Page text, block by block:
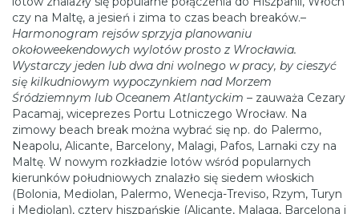
czy na Maltę, a jesień i zima to czas beach breaków.–
Harmonogram rejsów sprzyja planowaniu
okołoweekendowych wylotów prosto z Wrocławia.
Wystarczy jeden lub dwa dni wolnego w pracy, by cieszyć
się kilkudniowym wypoczynkiem nad Morzem
Śródziemnym lub Oceanem Atlantyckim – zauważa Cezary
Pacamaj, wiceprezes Portu Lotniczego Wrocław. Na
zimowy beach break można wybrać się np. do Palermo,
Neapolu, Alicante, Barcelony, Malagi, Pafos, Larnaki czy na
Maltę. W nowym rozkładzie lotów wśród popularnych
kierunków południowych znalazło się siedem włoskich
(Bolonia, Mediolan, Palermo, Wenecja-Treviso, Rzym, Turyn
i Mediolan), cztery hiszpańskie (Alicante, Malaga, Barcelona i